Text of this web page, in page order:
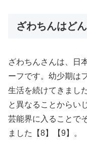
ざわちんはど
ざわちんさんは、日
ーフです。幼少期は
生活を続けてきまし
と異なることからい
芸能界に入ることで
ました【8】【9】。